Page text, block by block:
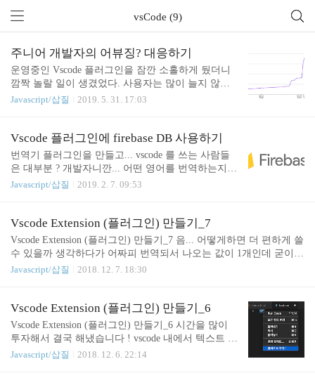
vsCode (9)
주니어 개발자의 어뷰징? 대응하기
운영중인 Vscode 플러그인을 잠깐 소홀하게 뒀더니
깜짝 놀랄 일이 생겼었다. 사용자는 많이 늘지 않았
는데 갑자기 사용량만 엄청 많이 늘었다. 결국 네이
음..;; 번역하는데 딜레이가 있어 막 클릭해서 그런건
지는 모르겠지만 어뷰징 대책이 필요했다. 1. 같은 단
어를 같은 시간(분)에 검색하면 막기 - 시간은 분단위
사용하면 막기 - Firebase DB에 저장 후 비교 1번, 2번
도 괜찮은지 고민이 되었다. 사용시 IP를 하루 동안
저장합니다. 위의 약관을 ReadMe에 추가하면 될 ..
Javascript/삽질 2019. 5. 31. 17:03
Vscode 플러그인에 firebase DB 사용하기
번역기 플러그인을 만들고... vscode 를 쓰는 사람들
은 대부분 ? 개발자니깐... 어떤 영어를 번역하는지
보고싶었다. 보려면 DB가 필요한데... 항상 켜져있어
니깐 firebase node 쪽을 써보면 되겠다 ! 싶어서 개발
착수 ...! 가이드를 보며 열심히 따라 했다. node 쪽은
admin(관리자) 로 개발 해야하며, 가이드가 너무 잘
ceAccount 는 구글에서 json 파일을 준다. 그곳에 API
다. db에 translate 라는 큰 가지를 만들고그 아래..
Javascript/삽질 2019. 2. 7. 09:53
Vscode Extension (플러그인) 만들기_7
Vscode Extension (플러그인) 만들기_7 음... 어떻게하면 더 편하게 쓸
수 있을까 생각하다가 어짜피 번역되서 나오는 값이 1개인데 굳이
선택하게 할 필요가 있을까 ? 라는 생각이 들어서 바로 번역되게 코
를 밖으로 꺼내서 this 로 할려했는데 실패.. 그냥 함수를 실행할 때 e
ditor 를 보내줍니다. translationText(editor); function translationText(ed
itor: any) { console.log('-------testCode--------'); const src_lang = 'kr'; ..
Javascript/삽질 2018. 12. 7. 18:30
Vscode Extension (플러그인) 만들기_6
Vscode Extension (플러그인) 만들기_6 시간을 많이
투자해서 결국 해냈습니다 ! vscode 내에서 텍스트 선
택 후 번역 -> 카카오 번역기 -> vscode 선택한 단어
Javascript/삽질 2018. 12. 6. 22:14